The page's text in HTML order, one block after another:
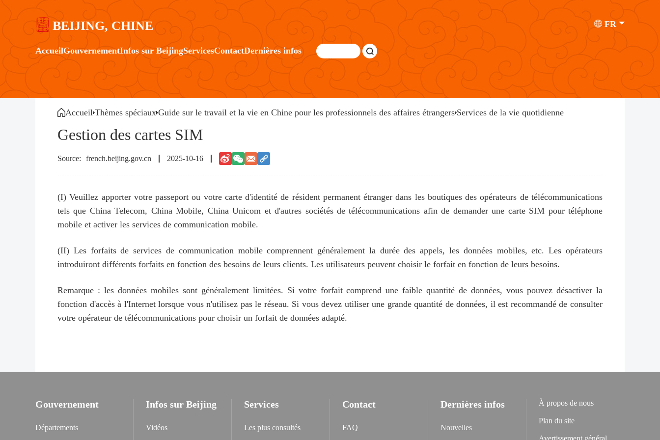
BEIJING, CHINE FR
AccueilGouvernementInfos sur BeijingServicesContactDernières infos
Accueil Thèmes spéciaux Guide sur le travail et la vie en Chine pour les professionnels des affaires étrangers Services de la vie quotidienne
Gestion des cartes SIM
french.beijing.gov.cn 2025-10-16
(I) Veuillez apporter votre passeport ou votre carte d'identité de résident permanent étranger dans les boutiques des opérateurs de télécommunications
tels que China Telecom, China Mobile, China Unicom et d'autres sociétés de télécommunications afin de demander une carte SIM pour téléphone
mobile et activer les services de communication mobile.
(II) Les forfaits de services de communication mobile comprennent généralement la durée des appels, les données mobiles, etc. Les opérateurs
introduiront différents forfaits en fonction des besoins de leurs clients. Les utilisateurs peuvent choisir le forfait en fonction de leurs besoins.
Remarque : les données mobiles sont généralement limitées. Si votre forfait comprend une faible quantité de données, vous pouvez désactiver la
fonction d'accès à l'Internet lorsque vous n'utilisez pas le réseau. Si vous devez utiliser une grande quantité de données, il est recommandé de consulter
votre opérateur de télécommunications pour choisir un forfait de données adapté.
Gouvernement
Départements
Infos sur Beijing
Vidéos
Services
Les plus consultés
Contact
FAQ
Dernières infos
Nouvelles
À propos de nous
Plan du site
Avertissement général